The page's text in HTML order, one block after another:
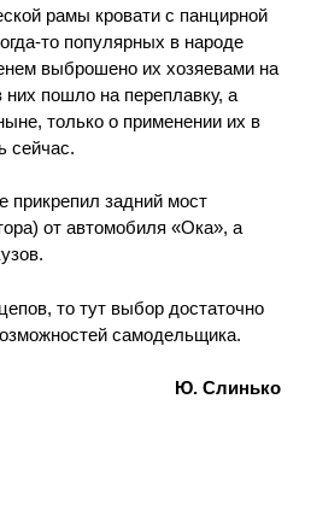
рамы кровати с панцирной
то популярных в народе
выброшено их хозяевами на
пошло на переплавку, а
только о применении их в
сейчас.
прикрепил задний мост
от автомобиля «Ока», а
то тут выбор достаточно
самодельщика.
Ю. Слинько